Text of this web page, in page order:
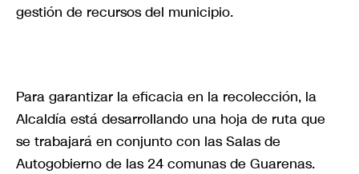
gestión de recursos del municipio.
Para garantizar la eficacia en la recolección, la
Alcaldía está desarrollando una hoja de ruta que
se trabajará en conjunto con las Salas de
Autogobierno de las 24 comunas de Guarenas.